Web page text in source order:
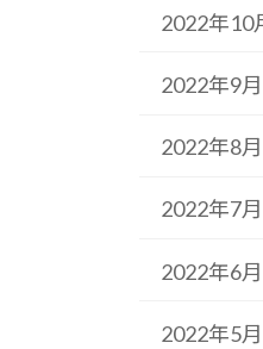
2022年10
2022年9月
2022年8月
2022年7月
2022年6月
2022年5月